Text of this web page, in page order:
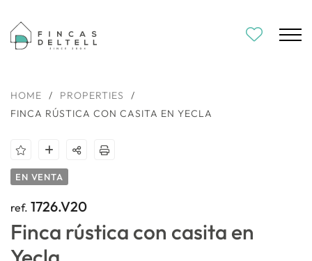
HOME / PROPERTIES
/
FINCA RÚSTICA CON CASITA EN YECLA
EN VENTA
ref. 1726.V20
Finca rústica con casita en